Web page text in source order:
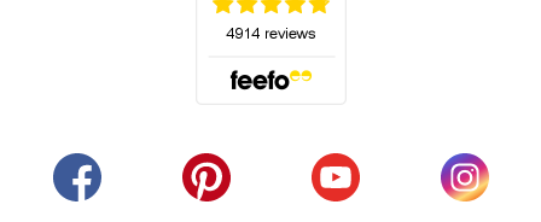
(öffnet sich in einem neuen Tab)
(öffnet sich in einem neuen Tab)
(öffnet sich in einem
(öffnet